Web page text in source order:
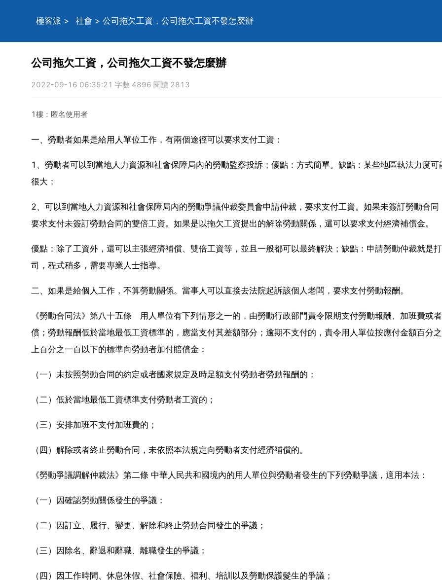
極客派 > 社會 > 公司拖欠工資，公司拖欠工資不發怎麼辦
公司拖欠工資，公司拖欠工資不發怎麼辦
2022-09-16 06:35:21 字數 4896 閱讀 2813
1樓：匿名使用者
一、勞動者如果是給用人單位工作，有兩個途徑可以要求支付工資：
1、勞動者可以到當地人力資源和社會保障局內的勞動監察投訴；優點：方式簡單。缺點：某些地區執法力度可
很大；
2、可以到當地人力資源和社會保障局內的勞動爭議仲裁委員會申請仲裁，要求支付工資。如果未簽訂勞動合同
要求支付未簽訂勞動合同的雙倍工資。如果是以拖欠工資提出的解除勞動關係，還可以要求支付經濟補償金。
優點：除了工資外，還可以主張經濟補償、雙倍工資等，並且一般都可以最終解決；缺點：申請勞動仲裁就是
司，程式稍多，需要專業人士指導。
二、如果是給個人工作，不算勞動關係。當事人可以直接去法院起訴該個人老闆，要求支付勞動報酬。
《勞動合同法》第八十五條 用人單位有下列情形之一的，由勞動行政部門責令限期支付勞動報酬、加班費或
償；勞動報酬低於當地最低工資標準的，應當支付其差額部分；逾期不支付的，責令用人單位按應付金額百分
上百分之一百以下的標準向勞動者加付賠償金：
（一）未按照勞動合同的約定或者國家規定及時足額支付勞動者勞動報酬的；
（二）低於當地最低工資標準支付勞動者工資的；
（三）安排加班不支付加班費的；
（四）解除或者終止勞動合同，未依照本法規定向勞動者支付經濟補償的。
《勞動爭議調解仲裁法》第二條 中華人民共和國境內的用人單位與勞動者發生的下列勞動爭議，適用本法：
（一）因確認勞動關係發生的爭議；
（二）因訂立、履行、變更、解除和終止勞動合同發生的爭議；
（三）因除名、辭退和辭職、離職發生的爭議；
（四）因工作時間、休息休假、社會保險、福利、培訓以及勞動保護髮生的爭議；